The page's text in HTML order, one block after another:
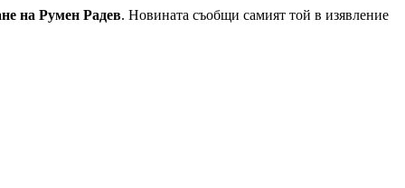
на Румен Радев. Новината съобщи самият той в изявление